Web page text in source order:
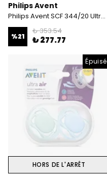
Philips Avent
Philips Avent SCF 344/20 Ultra Air 0-6 Ay 2'Li Desenli Emzik Erkek
%21
₺ 353.54
₺ 277.77
Épuisé
HORS DE L'ARRÊT